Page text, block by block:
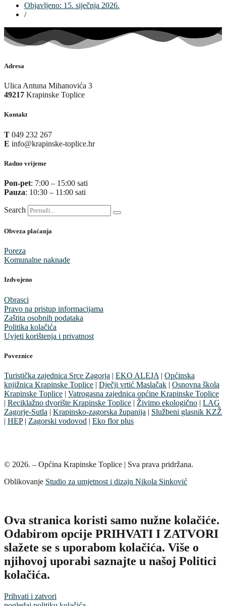
Objavljeno: 15. siječnja 2026.
/
Adresa
Ulica Antuna Mihanovića 3
49217 Krapinske Toplice
Kontakt
T 049 232 267
E info@krapinske-toplice.hr
Radno vrijeme
Pon-pet: 7:00 – 15:00 sati
Pauza: 10:30 – 11:00 sati
Search
Obveza plaćanja
Poreza
Komunalne naknade
Izdvojeno
Obrasci
Pravo na pristup informacijama
Zaštita osobnih podataka
Politika kolačića
Uvjeti korištenja i privatnost
Poveznice
Turistička zajednica Srce Zagorja | EKO ALEJA | Općinska
knjižnica Krapinske Toplice | Dječji vrtić Maslačak | Osnovna škola
Krapinske Toplice | Vatrogasna zajednica općine Krapinske Toplice
| Reciklažno dvorište Krapinske Toplice | Živimo ekologično | LAG
Zagorje-Sutla | Krapinsko-zagorska županija | Službeni glasnik KZŽ
| HEP| Zagorski vodovod | Eko flor plus
© 2026. – Općina Krapinske Toplice | Sva prava pridržana.
Oblikovanje Studio za umjetnost i dizajn Nikola Sinković
Ova stranica koristi samo nužne kolačiće.
Odabirom opcije PRIHVATI I ZATVORI
slažete se s uporabom kolačića. Više o
njihovoj uporabi saznajte u našoj Politici
kolačića.
Prihvati i zatvori